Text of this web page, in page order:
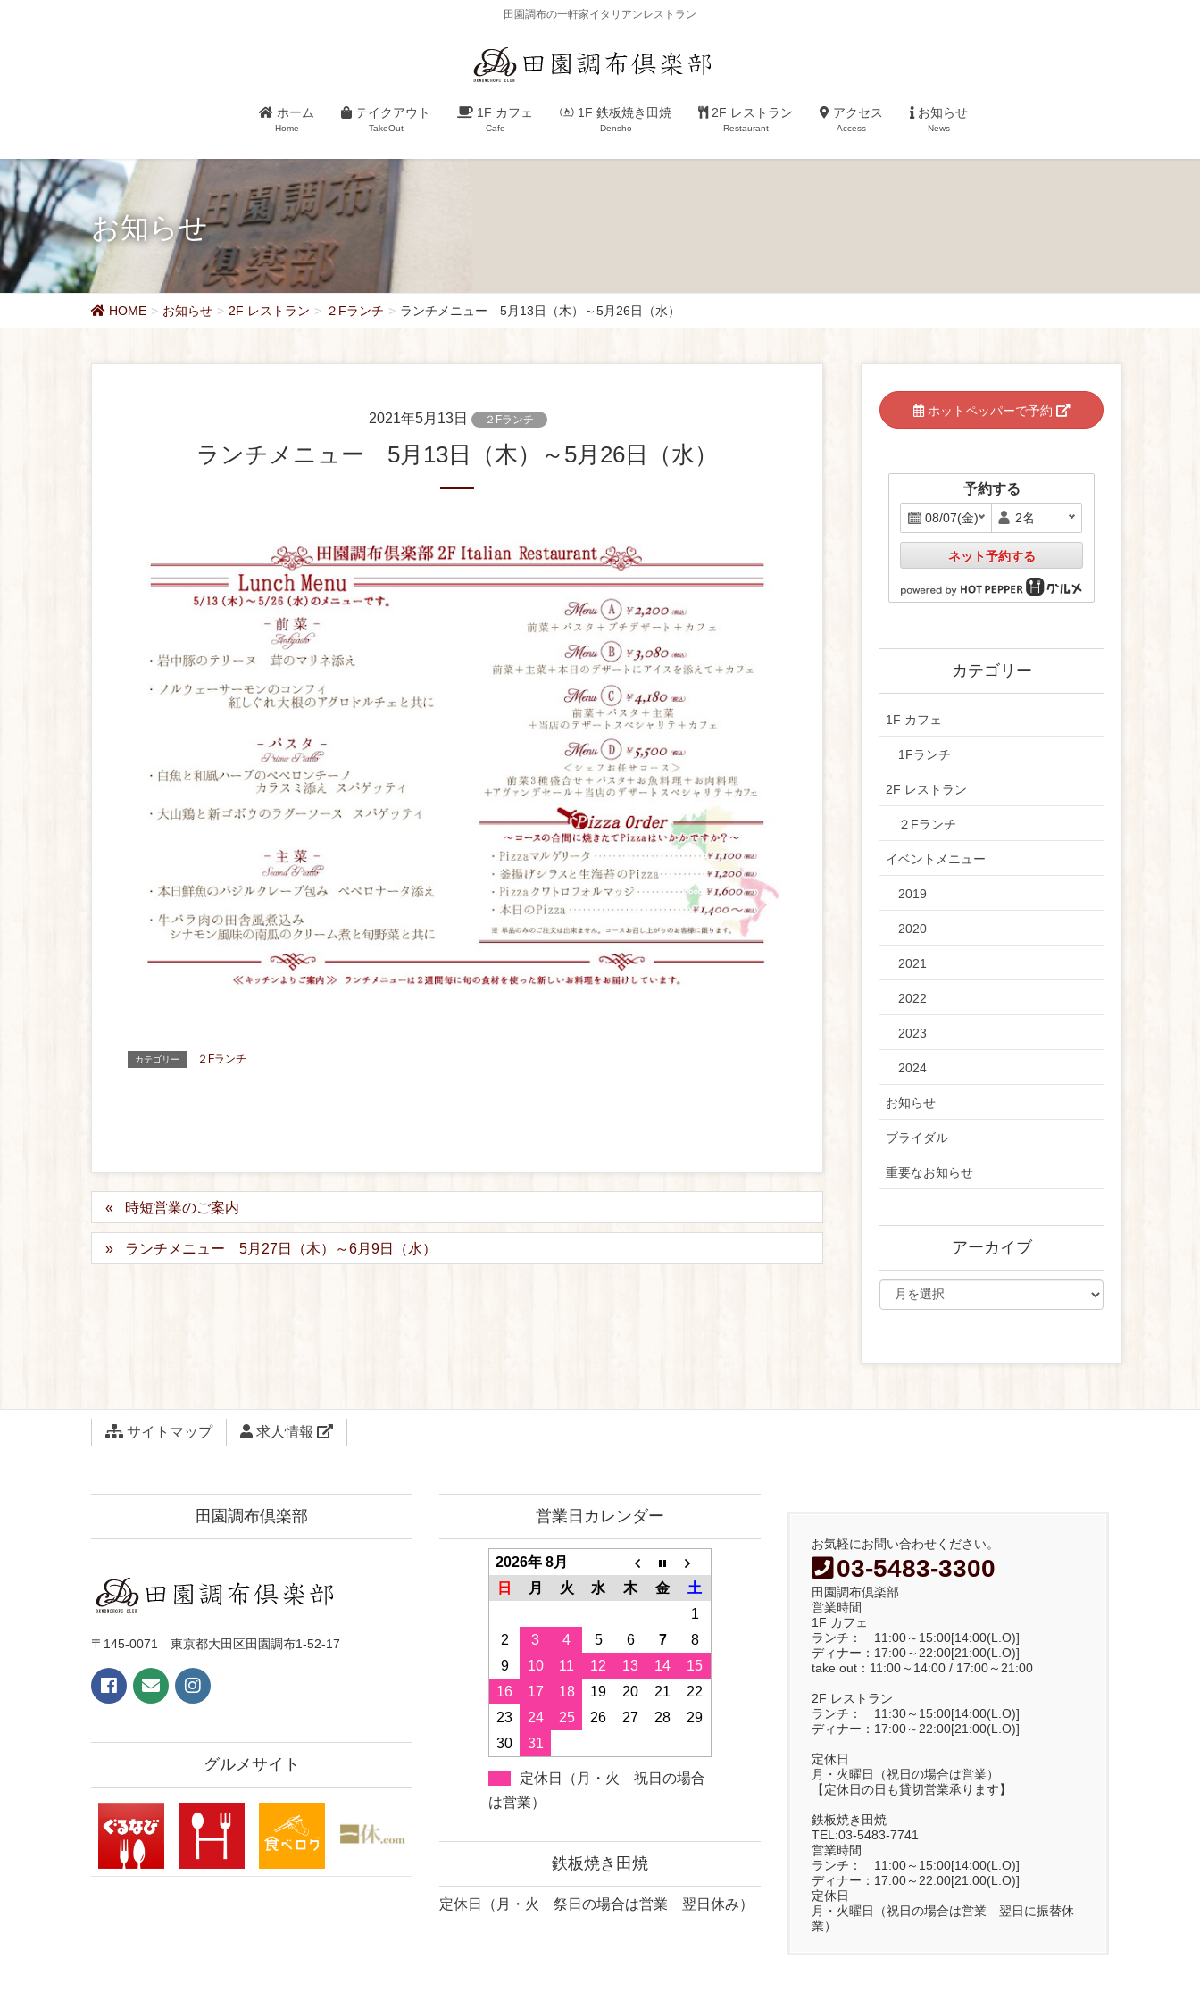
田園調布の一軒家イタリアンレストラン
ホーム
Home
テイクアウト
TakeOut
1F カフェ
Cafe
1F 鉄板焼き田焼
Densho
2F レストラン
Restaurant
アクセス
Access
お知らせ
News
お知らせ
HOME お知らせ 2F レストラン ２Fランチ ランチメニュー 5月13日（木）～5月26日（水）
2021年5月13日 ２Fランチ
ランチメニュー 5月13日（木）～5月26日（水）
カテゴリー ２Fランチ
時短営業のご案内
ランチメニュー 5月27日（木）～6月9日（水）
ホットペッパーで予約
予約する
ネット予約する
カテゴリー
1F カフェ
1Fランチ
2F レストラン
２Fランチ
イベントメニュー
2019
2020
2021
2022
2023
2024
お知らせ
ブライダル
重要なお知らせ
アーカイブ
サイトマップ 求人情報
田園調布倶楽部
〒145-0071 東京都大田区田園調布1-52-17
グルメサイト
営業日カレンダー
2026年 8月
日
月 火 水 木 金
土
1
2
3 4 5 6 7
8
9
10 11 12 13 14
15
16
17 18 19 20 21
22
23
24 25 26 27 28
29
30
31
定休日（月・火 祝日の場合
は営業）
鉄板焼き田焼
定休日（月・火 祭日の場合は営業 翌日休み）
お気軽にお問い合わせください。
03-5483-3300
田園調布倶楽部
営業時間
1F カフェ
ランチ： 11:00～15:00[14:00(L.O)]
ディナー：17:00～22:00[21:00(L.O)]
take out：11:00～14:00 / 17:00～21:00
2F レストラン
ランチ： 11:30～15:00[14:00(L.O)]
ディナー：17:00～22:00[21:00(L.O)]
定休日
月・火曜日（祝日の場合は営業）
【定休日の日も貸切営業承ります】
鉄板焼き田焼
TEL:03-5483-7741
営業時間
ランチ： 11:00～15:00[14:00(L.O)]
ディナー：17:00～22:00[21:00(L.O)]
定休日
月・火曜日（祝日の場合は営業 翌日に振替休
業）